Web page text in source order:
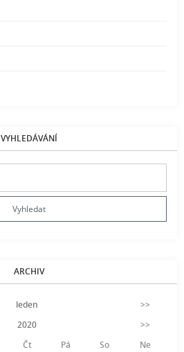
VYHLEDÁVÁNÍ
ARCHIV
leden
>>
2020
>>
Čt Pá So
Ne